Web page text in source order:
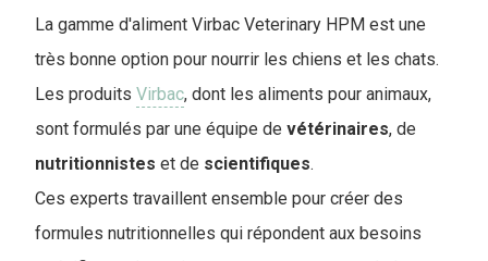
La gamme d'aliment Virbac Veterinary HPM est une
très bonne option pour nourrir les chiens et les chats.
Les produits Virbac, dont les aliments pour animaux,
sont formulés par une équipe de vétérinaires, de
nutritionnistes et de scientifiques.
Ces experts travaillent ensemble pour créer des
formules nutritionnelles qui répondent aux besoins